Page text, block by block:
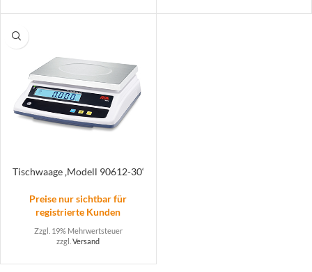
Tischwaage ‚Modell 90612-30‘
Preise nur sichtbar für
registrierte Kunden
Zzgl. 19% Mehrwertsteuer
zzgl.Versand